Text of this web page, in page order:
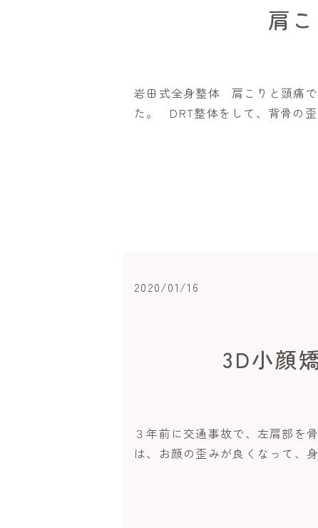
肩
岩田式全身整体 肩こりと頭痛
た。 DRT整体をして、背骨の
2020/01/16
3D小顔
３年前に交通事故で、左肩部を
は、お顔の歪みが良くなって